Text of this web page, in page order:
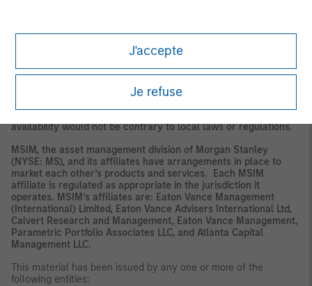
J'accepte
Je refuse
Eaton Vance, Atlanta Capital, Parametric and Calvert are part of
Morgan Stanley Investment Management. Morgan Stanley
Investment Management is the asset management division of
Morgan Stanley.
availability would not be contrary to local laws or regulations.
MSIM, the asset management division of Morgan Stanley
(NYSE: MS), and its affiliates have arrangements in place to
market each other’s products and services. Each MSIM
affiliate is regulated as appropriate in the jurisdiction it
operates. MSIM’s affiliates are: Eaton Vance Management
(International) Limited, Eaton Vance Advisers International Ltd,
Calvert Research and Management, Eaton Vance Management,
Parametric Portfolio Associates LLC, and Atlanta Capital
Management LLC.
This material has been issued by any one or more of the
following entities: